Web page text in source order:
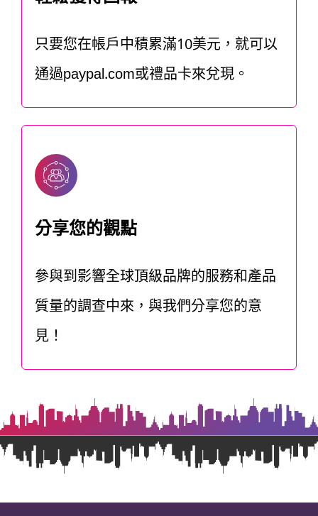
只要您在帳戶中積累滿10美元，就可以
通過paypal.com或禮品卡來兌現。
分享您的觀點
參與到影響全球頂級品牌的服務和產品
質量的調查中來，與我們分享您的意
見！